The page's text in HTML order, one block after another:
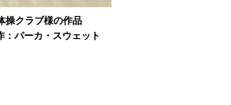
人様の作品
作：その他グッズ